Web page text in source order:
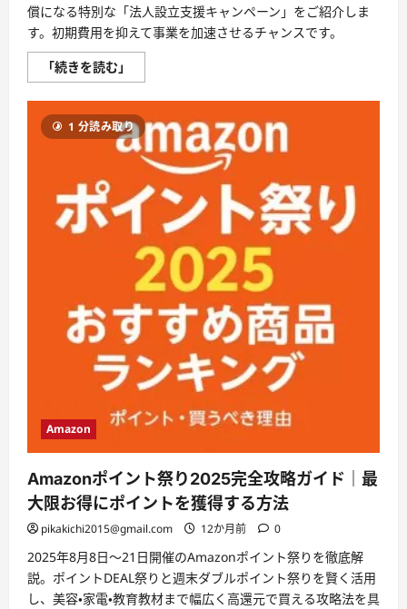
償になる特別な「法人設立支援キャンペーン」をご紹介しま
す。初期費用を抑えて事業を加速させるチャンスです。
「続きを読む」
生
業
の
強
力
な
味
方！
ロ
リ
ポ
ッ
プ！
ハ
ス
ピ
ー
ド
プ
ラ
ン
が
1
年
間
無
料
人
設
立
支
援
キ
ャ
ン
ペ
ー
ン】
1 分読み取り
Amazon
Amazonポイント祭り2025完全攻略ガイド｜最
大限お得にポイントを獲得する方法
pikakichi2015@gmail.com 12か月前 0
2025年8月8日〜21日開催のAmazonポイント祭りを徹底解
説。ポイントDEAL祭りと週末ダブルポイント祭りを賢く活用
し、美容・家電・教育教材まで幅広く高還元で買える攻略法を具